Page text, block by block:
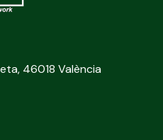
46018 València